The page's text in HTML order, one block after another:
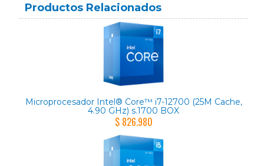
Productos Relacionados
Microprocesador Intel® Core™ i7-12700 (25M Cache,
4.90 GHz) s.1700 BOX
$ 826.980